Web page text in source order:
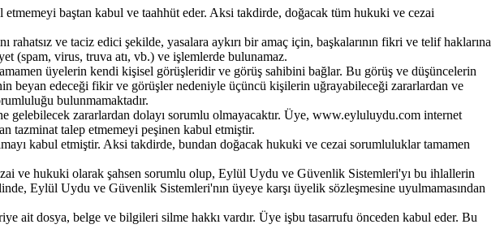
baştan kabul ve taahhüt eder. Aksi takdirde, doğacak tüm hukuki ve cezai
ve taciz edici şekilde, yasalara aykırı bir amaç için, başkalarının fikri ve telif haklarına
(spam, virus, truva atı, vb.) ve işlemlerde bulunamaz.
üyelerin kendi kişisel görüşleridir ve görüş sahibini bağlar. Bu görüş ve düşüncelerin
edeceği fikir ve görüşler nedeniyle üçüncü kişilerin uğrayabileceği zararlardan ve
bulunmamaktadır.
zararlardan dolayı sorumlu olmayacaktır. Üye, www.eyluluydu.com internet
tazminat talep etmemeyi peşinen kabul etmiştir.
kabul etmiştir. Aksi takdirde, bundan doğacak hukuki ve cezai sorumluluklar tamamen
ve hukuki olarak şahsen sorumlu olup, Eylül Uydu ve Güvenlik Sistemleri'yı bu ihlallerin
Eylül Uydu ve Güvenlik Sistemleri'nın üyeye karşı üyelik sözleşmesine uyulmamasından
ait dosya, belge ve bilgileri silme hakkı vardır. Üye işbu tasarrufu önceden kabul eder. Bu